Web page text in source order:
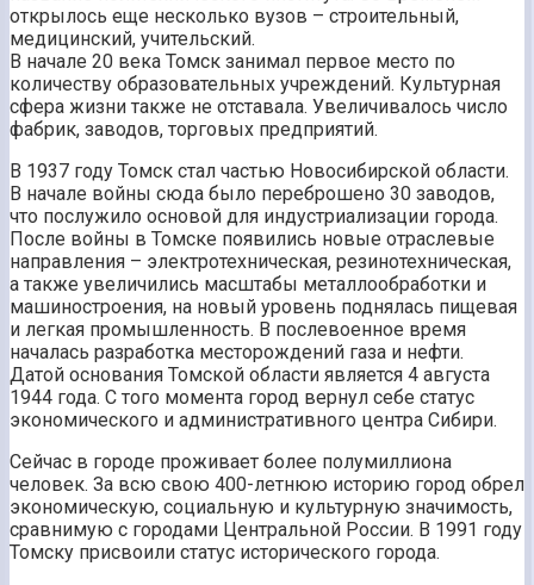
открылось еще несколько вузов – строительный,
медицинский, учительский.
В начале 20 века Томск занимал первое место по
количеству образовательных учреждений. Культурная
сфера жизни также не отставала. Увеличивалось число
фабрик, заводов, торговых предприятий.
В 1937 году Томск стал частью Новосибирской области.
В начале войны сюда было переброшено 30 заводов,
что послужило основой для индустриализации города.
После войны в Томске появились новые отраслевые
направления – электротехническая, резинотехническая,
а также увеличились масштабы металлообработки и
машиностроения, на новый уровень поднялась пищевая
и легкая промышленность. В послевоенное время
началась разработка месторождений газа и нефти.
Датой основания Томской области является 4 августа
1944 года. С того момента город вернул себе статус
экономического и административного центра Сибири.
Сейчас в городе проживает более полумиллиона
человек. За всю свою 400-летнюю историю город обрел
экономическую, социальную и культурную значимость,
сравнимую с городами Центральной России. В 1991 году
Томску присвоили статус исторического города.